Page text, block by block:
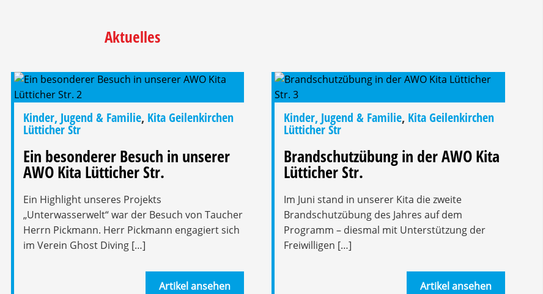
Aktuelles
Kinder, Jugend & Familie, Kita Geilenkirchen
Lütticher Str
Ein besonderer Besuch in unserer
AWO Kita Lütticher Str.
Ein Highlight unseres Projekts
„Unterwasserwelt“ war der Besuch von Taucher
Herrn Pickmann. Herr Pickmann engagiert sich
im Verein Ghost Diving […]
Artikel ansehen
Kinder, Jugend & Familie, Kita Geilenkirchen
Lütticher Str
Brandschutzübung in der AWO Kita
Lütticher Str.
Im Juni stand in unserer Kita die zweite
Brandschutzübung des Jahres auf dem
Programm – diesmal mit Unterstützung der
Freiwilligen […]
Artikel ansehen